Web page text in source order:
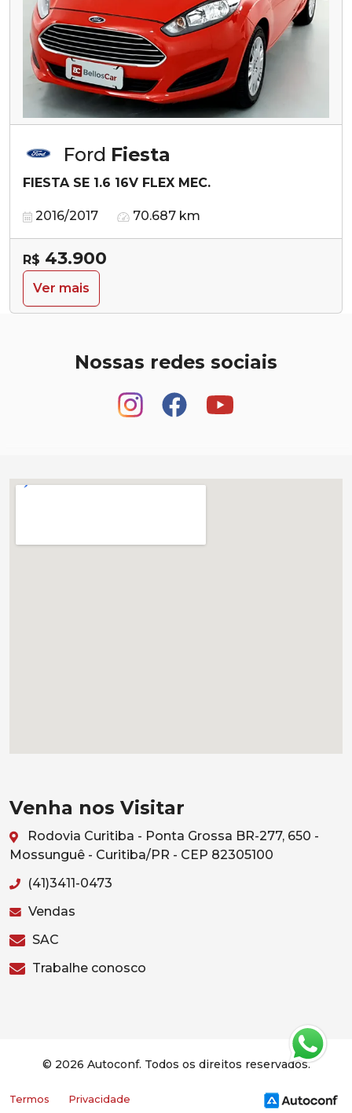
Ford Fiesta
FIESTA SE 1.6 16V FLEX MEC.
2016/2017 70.687 km
R$ 43.900
Ver mais
Nossas redes sociais
Venha nos Visitar
Rodovia Curitiba - Ponta Grossa BR-277, 650 -
Mossunguê - Curitiba/PR - CEP 82305100
(41)3411-0473
Vendas
SAC
Trabalhe conosco
© 2026 Autoconf. Todos os direitos reservados.
Termos Privacidade